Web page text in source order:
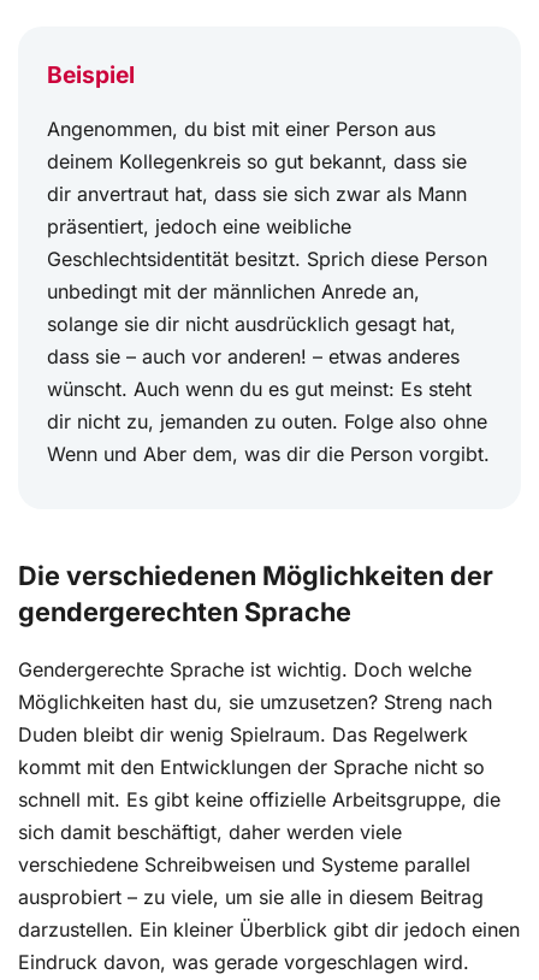
Beispiel
Angenommen, du bist mit einer Person aus
deinem Kollegenkreis so gut bekannt, dass sie
dir anvertraut hat, dass sie sich zwar als Mann
präsentiert, jedoch eine weibliche
Geschlechtsidentität besitzt. Sprich diese Person
unbedingt mit der männlichen Anrede an,
solange sie dir nicht ausdrücklich gesagt hat,
dass sie – auch vor anderen! – etwas anderes
wünscht. Auch wenn du es gut meinst: Es steht
dir nicht zu, jemanden zu outen. Folge also ohne
Wenn und Aber dem, was dir die Person vorgibt.
Die verschiedenen Möglichkeiten der
gendergerechten Sprache
Gendergerechte Sprache ist wichtig. Doch welche
Möglichkeiten hast du, sie umzusetzen? Streng nach
Duden bleibt dir wenig Spielraum. Das Regelwerk
kommt mit den Entwicklungen der Sprache nicht so
schnell mit. Es gibt keine offizielle Arbeitsgruppe, die
sich damit beschäftigt, daher werden viele
verschiedene Schreibweisen und Systeme parallel
ausprobiert – zu viele, um sie alle in diesem Beitrag
darzustellen. Ein kleiner Überblick gibt dir jedoch einen
Eindruck davon, was gerade vorgeschlagen wird.